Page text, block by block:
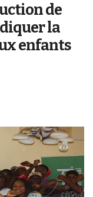
de
la
enfants